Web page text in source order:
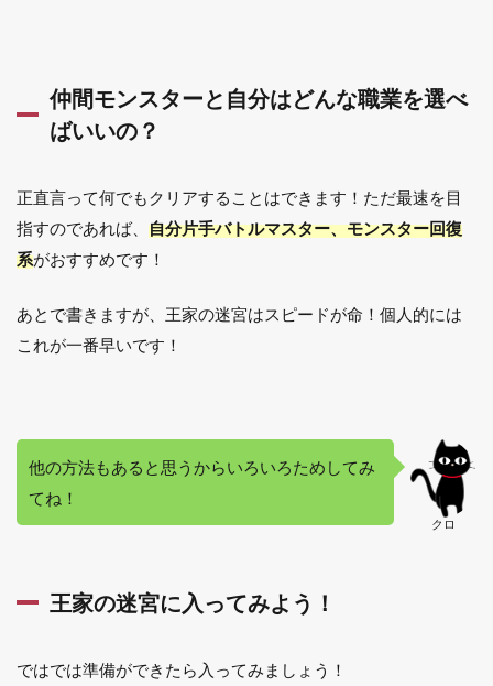
仲間モンスターと自分はどんな職業を選べ
ばいいの？
正直言って何でもクリアすることはできます！ただ最速を目
指すのであれば、 自分片手バトルマスター、モンスター回復
系がおすすめです！
あとで書きますが、王家の迷宮はスピードが命！個人的には
これが一番早いです！
クロ
他の方法もあると思うからいろいろためしてみ
てね！
王家の迷宮に入ってみよう！
ではでは準備ができたら入ってみましょう！